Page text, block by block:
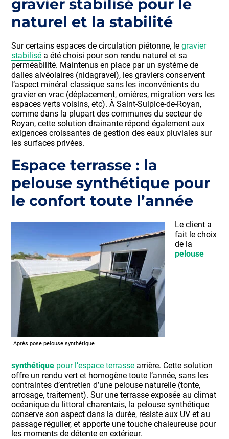
gravier stabilisé pour le
naturel et la stabilité
Sur certains espaces de circulation piétonne, legravier
stabilisé a été choisi pour son rendu naturel et sa
perméabilité. Maintenus en place par un système de
dalles alvéolaires (nidagravel), les graviers conservent
l’aspect minéral classique sans les inconvénients du
gravier en vrac (déplacement, ornières, migration vers les
espaces verts voisins, etc). À Saint-Sulpice-de-Royan,
comme dans la plupart des communes du secteur de
Royan, cette solution drainante répond également aux
exigences croissantes de gestion des eaux pluviales sur
les surfaces privées.
Espace terrasse : la
pelouse synthétique pour
le confort toute l’année
Après pose pelouse synthétique
Le client a
fait le choix
de la
pelouse
synthétique pour l’espace terrasse arrière. Cette solution
offre un rendu vert et homogène toute l’année, sans les
contraintes d’entretien d’une pelouse naturelle (tonte,
arrosage, traitement). Sur une terrasse exposée au climat
océanique du littoral charentais, la pelouse synthétique
conserve son aspect dans la durée, résiste aux UV et au
passage régulier, et apporte une touche chaleureuse pour
les moments de détente en extérieur.